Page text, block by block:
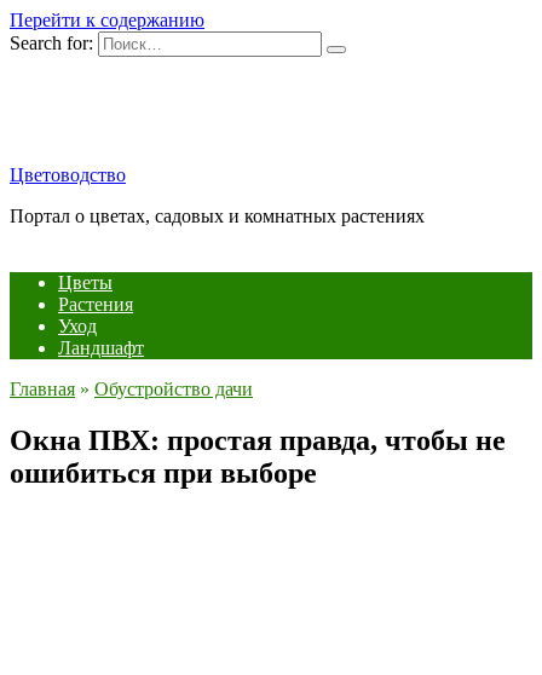
Перейти к содержанию
Search for:
Цветоводство
Портал о цветах, садовых и комнатных растениях
Цветы
Растения
Уход
Ландшафт
Главная » Обустройство дачи
Окна ПВХ: простая правда, чтобы не
ошибиться при выборе